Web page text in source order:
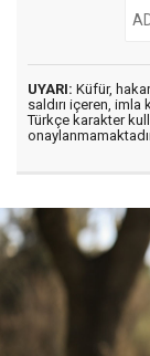
UYARI: Küfür,
saldırı içeren, imla
Türkçe karakter